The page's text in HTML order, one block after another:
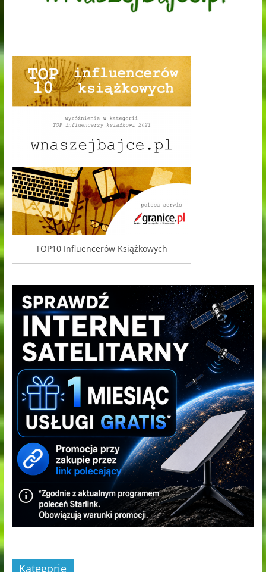
TOP10 Influencerów Książkowych
Kategorie